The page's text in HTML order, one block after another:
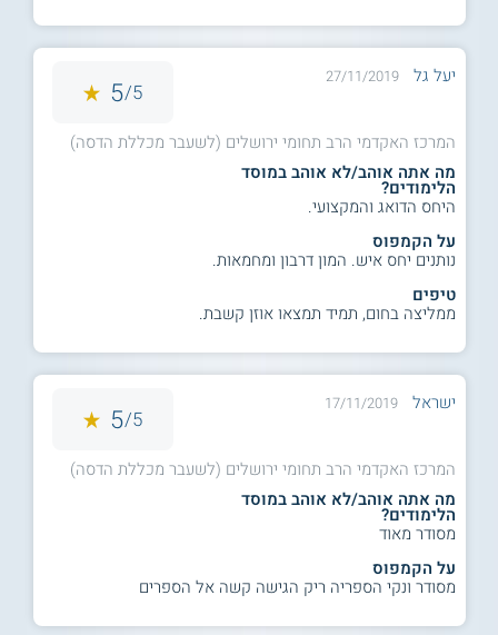
יעל גל 27/11/2019
5/
5
המרכז האקדמי הרב תחומי ירושלים (לשעבר מכללת הדסה)
מה אתה אוהב/לא אוהב במוסד
הלימודים?
היחס הדואג והמקצועי.
על הקמפוס
נותנים יחס איש. המון דרבון ומחמאות.
טיפים
ממליצה בחום, תמיד תמצאו אוזן קשבת.
ישראל 17/11/2019
5/
5
המרכז האקדמי הרב תחומי ירושלים (לשעבר מכללת הדסה)
מה אתה אוהב/לא אוהב במוסד
הלימודים?
מסודר מאוד
על הקמפוס
מסודר ונקי הספריה ריק הגישה קשה אל הספרים